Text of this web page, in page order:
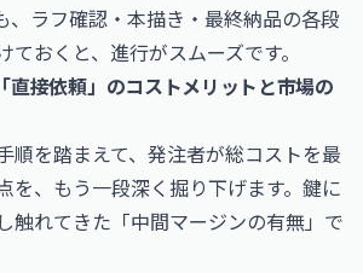
、ラフ確認・本描き・最終納品の各段
ておくと、進行がスムーズです。
直接依頼」のコストメリットと市場の
順を踏まえて、発注者が総コストを最
を、もう一段深く掘り下げます。鍵に
触れてきた「中間マージンの有無」で